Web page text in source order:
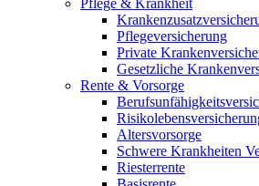
Pflegeversicherung
Private
Gesetzliche
Rente & Vorsorge
Altersvorsorge
Schwere Krankheiten
Riesterrente